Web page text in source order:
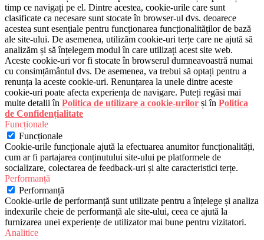
timp ce navigați pe el. Dintre acestea, cookie-urile care sunt
clasificate ca necesare sunt stocate în browser-ul dvs. deoarece
acestea sunt esențiale pentru funcționarea funcționalităților de bază
ale site-ului. De asemenea, utilizăm cookie-uri terțe care ne ajută să
analizăm și să înțelegem modul în care utilizați acest site web.
Aceste cookie-uri vor fi stocate în browserul dumneavoastră numai
cu consimțământul dvs. De asemenea, va trebui să optați pentru a
renunța la aceste cookie-uri. Renunțarea la unele dintre aceste
cookie-uri poate afecta experiența de navigare. Puteți regăsi mai
multe detalii în Politica de utilizare a cookie-urilor și în Politica
de Confidențialitate
Funcționale
Funcționale
Cookie-urile funcționale ajută la efectuarea anumitor funcționalități,
cum ar fi partajarea conținutului site-ului pe platformele de
socializare, colectarea de feedback-uri și alte caracteristici terțe.
Performanță
Performanță
Cookie-urile de performanță sunt utilizate pentru a înțelege și analiza
indexurile cheie de performanță ale site-ului, ceea ce ajută la
furnizarea unei experiențe de utilizator mai bune pentru vizitatori.
Analitice